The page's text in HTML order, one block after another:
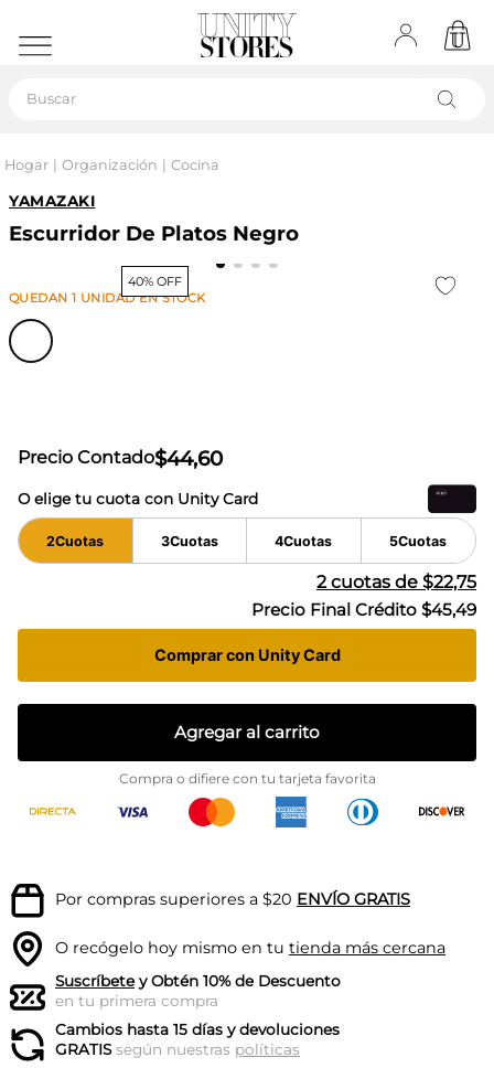
Hogar Organización Cocina
YAMAZAKI
Escurridor De Platos Negro
40% OFF
QUEDAN1 UNIDADEN STOCK
Precio Contado$44,60
O elige tu cuota con Unity Card
2Cuotas 3Cuotas 4Cuotas 5Cuotas
2cuotas de $22,75
Precio Final Crédito $45,49
Comprar con Unity Card
Agregar al carrito
Compra o difiere con tu tarjeta favorita
Por compras superiores a $20 ENVÍO GRATIS
O recógelo hoy mismo en tu tienda más cercana
Suscríbetey Obtén 10% de Descuento
en tu primera compra
Cambios hasta 15 días y devoluciones
GRATISsegún nuestras políticas